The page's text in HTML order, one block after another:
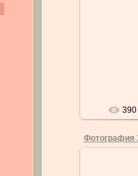
390
Фотография